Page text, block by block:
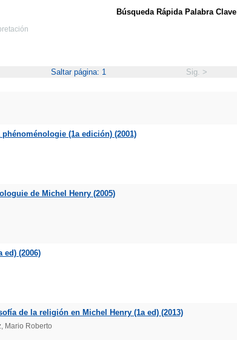
Búsqueda Rápida Palabra Clave
Saltar página: 1 Sig. >
(1a edición) (2001)
de Michel Henry (2005)
ed) (2006)
de la religión en Michel Henry (1a ed) (2013)
Mario Roberto